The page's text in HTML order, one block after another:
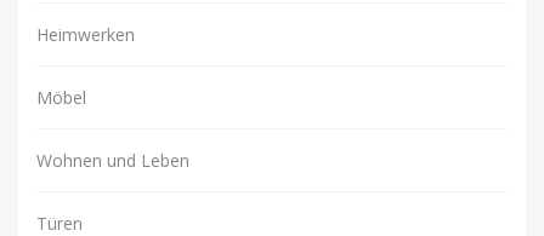
Heimwerken
Möbel
Wohnen und Leben
Türen